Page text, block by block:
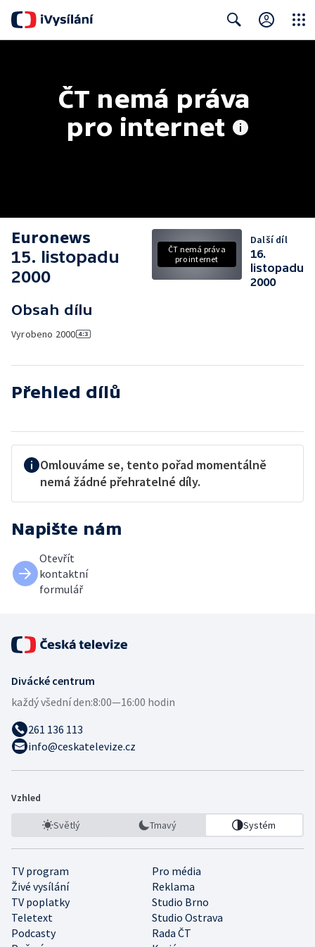
ČT nemá práva
pro internet
Euronews
15. listopadu
2000
Obsah dílu
Vyrobeno 2000
ČT nemá práva
pro internet
Další díl
16.
listopadu
2000
Přehled dílů
Omlouváme se, tento pořad momentálně
nemá žádné přehratelné díly.
Napište nám
Otevřít
kontaktní
formulář
Divácké centrum
každý všední den:8:00—16:00 hodin
261 136 113
info@ceskatelevize.cz
Vzhled
Světlý Tmavý Systém
TV program
Pro média
Živé vysílání
Reklama
TV poplatky
Studio Brno
Teletext
Studio Ostrava
Podcasty
Rada ČT